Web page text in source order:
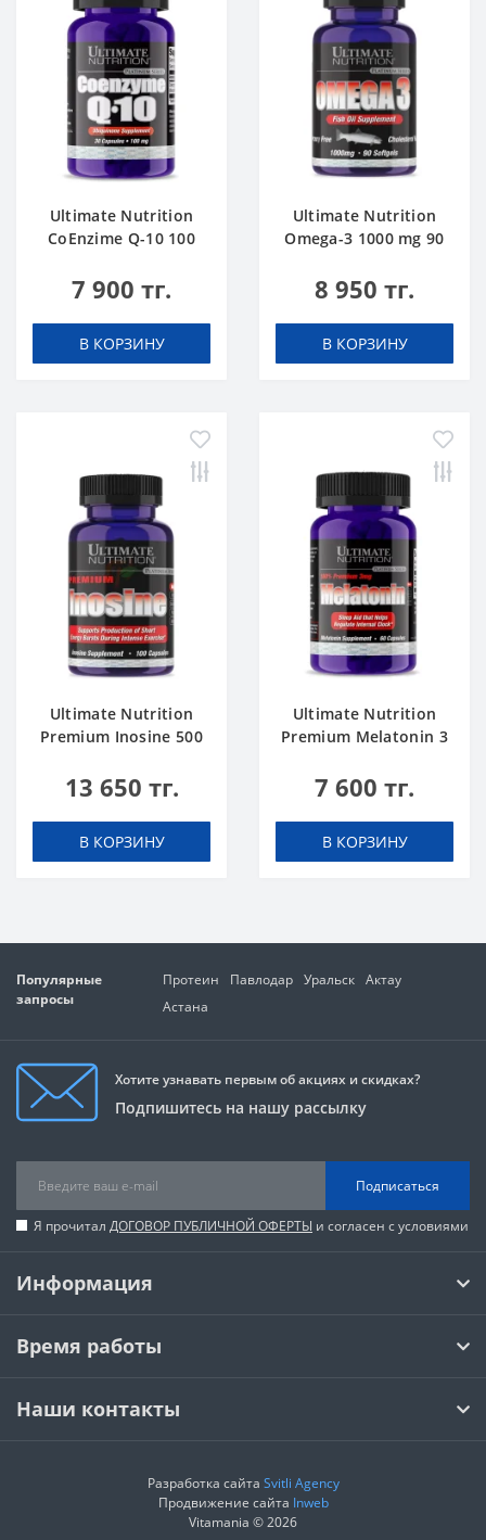
Ultimate Nutrition
CoEnzime Q-10 100
7 900 тг.
В КОРЗИНУ
Ultimate Nutrition
Omega-3 1000 mg 90
8 950 тг.
В КОРЗИНУ
Ultimate Nutrition
Premium Inosine 500
13 650 тг.
В КОРЗИНУ
Ultimate Nutrition
Premium Melatonin 3
7 600 тг.
В КОРЗИНУ
Популярные
запросы
Протеин Павлодар Уральск
Актау
Астана
Хотите узнавать первым об акциях и скидках?
Подпишитесь на нашу рассылку
Подписаться
Я прочитал ДОГОВОР ПУБЛИЧНОЙ ОФЕРТЫ и согласен с условиями
Информация
Время работы
Наши контакты
Разработка сайта Svitli Agency
Продвижение сайта Inweb
Vitamania © 2026